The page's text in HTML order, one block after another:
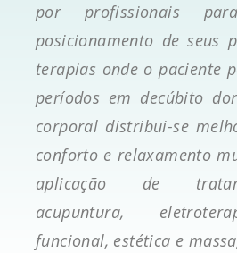
por profissionais
posicionamento de seus
terapias onde o paciente
períodos em decúbito
corporal distribui-se
conforto e relaxamento
aplicação de
acupuntura,
funcional, estética e